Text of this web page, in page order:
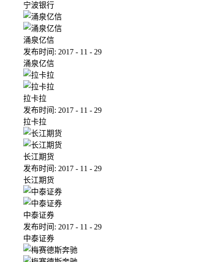
宁波银行
涌泉亿信
发布时间: 2017 - 11 - 29
涌泉亿信
拉卡拉
发布时间: 2017 - 11 - 29
拉卡拉
长江期货
发布时间: 2017 - 11 - 29
长江期货
中泰证券
发布时间: 2017 - 11 - 29
中泰证券